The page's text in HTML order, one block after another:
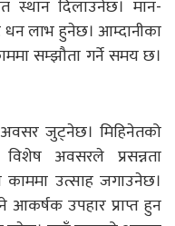
स्थान दिलाउनेछ। मान-
धन लाभ हुनेछ। आम्दानीका
सम्झौता गर्ने समय छ।
जुट्नेछ। मिहिनेतको
अवसरले प्रसन्नता
उत्साह जगाउनेछ।
आकर्षक उपहार प्राप्त हुन